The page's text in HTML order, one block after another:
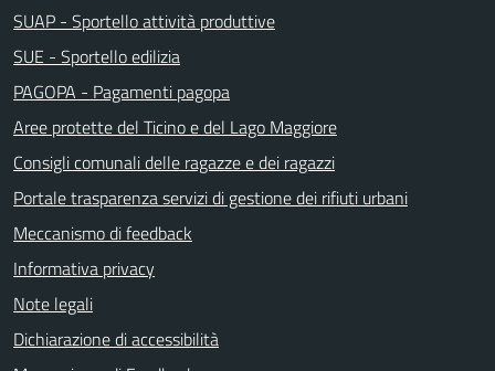
SUAP - Sportello attività produttive
SUE - Sportello edilizia
PAGOPA - Pagamenti pagopa
Aree protette del Ticino e del Lago Maggiore
Consigli comunali delle ragazze e dei ragazzi
Portale trasparenza servizi di gestione dei rifiuti urbani
Meccanismo di feedback
Informativa privacy
Note legali
Dichiarazione di accessibilità